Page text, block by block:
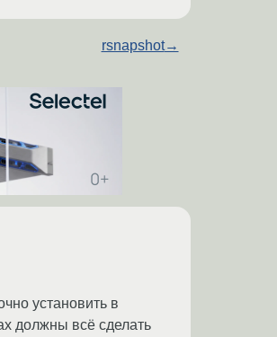
rsnapshot→
установить в
должны всё сделать